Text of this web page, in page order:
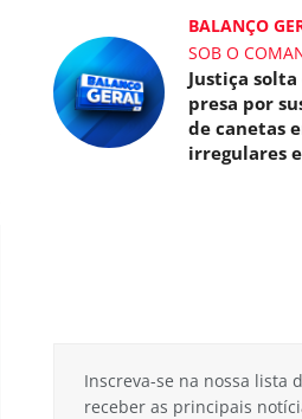
BALANÇO
SOB O
Justiça
presa por
de canetas
irregulares
Inscreva-se na nossa lista
receber as principais